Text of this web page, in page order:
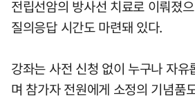
전립선암의 방사선 치료로 이뤄졌
질의응답 시간도 마련돼 있다.
강좌는 사전 신청 없이 누구나 자유
며 참가자 전원에게 소정의 기념품